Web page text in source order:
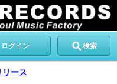
ログイン 検索
ース